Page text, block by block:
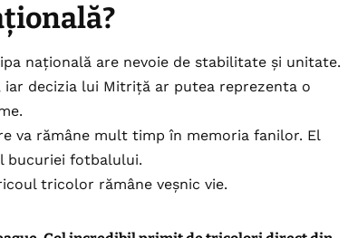
națională are nevoie de stabilitate și unitate.
decizia lui Mitriță ar putea reprezenta o
va rămâne mult timp în memoria fanilor. El
bucuriei fotbalului.
tricolor rămâne veșnic vie.